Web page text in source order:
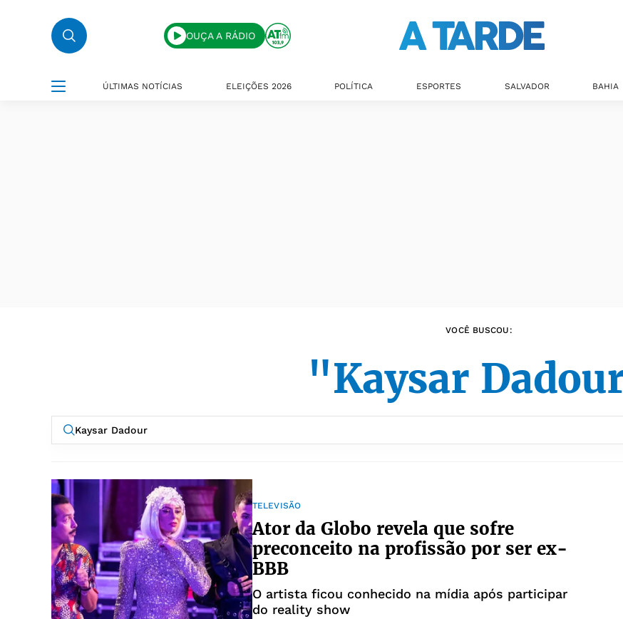
OUÇA A RÁDIO
ÚLTIMAS NOTÍCIAS ELEIÇÕES 2026 POLÍTICA ESPORTES SALVADOR BAHIA
VOCÊ BUSCOU:
"Kaysar
TELEVISÃO
Ator da Globo revela que sofre
preconceito na profissão por ser ex-
BBB
O artista ficou conhecido na mídia após participar
do reality show